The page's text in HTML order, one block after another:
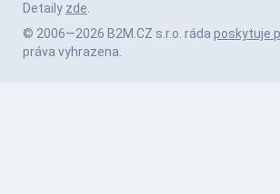
Detaily zde
© 2006—2026 B2M.CZ s.r.o. ráda poskytuje
práva vyhrazena.